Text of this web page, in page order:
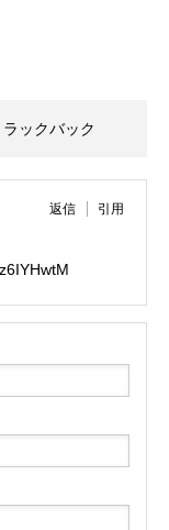
ックバック
返信 引用